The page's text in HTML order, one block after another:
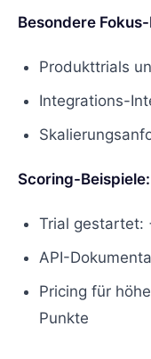
Besondere
Produkttrials
Integrations-
Scoring-Beispiele:
Trial gestartet:
API-
Pricing für
Punkte